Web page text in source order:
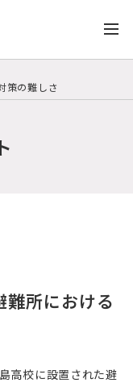
策の難しさ
難所における
高校に設置された避